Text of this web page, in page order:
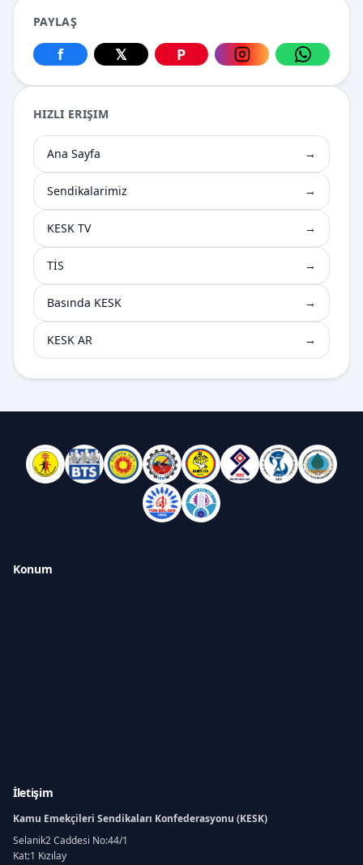
PAYLAŞ
Facebook üzerinden paylaş
f
X üzerinden paylaş
𝕏
Pinterest üzerinden paylaş
P
Instagram
HIZLI ERIŞIM
Ana Sayfa →
Sendikalarimiz →
KESK TV →
TİS →
Basında KESK →
KESK AR →
Konum
İletişim
Kamu Emekçileri Sendikaları Konfederasyonu (KESK)
Selanik2 Caddesi No:44/1
Kat:1 Kızılay